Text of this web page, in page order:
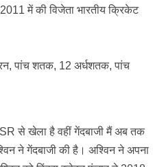
में की विजेता भारतीय क्रिकेट
पांच शतक, 12 अर्धशतक, पांच
से खेला है वहीं गेंदबाजी मैं अब तक
ने गेंदबाजी की है। अश्विन ने अपना